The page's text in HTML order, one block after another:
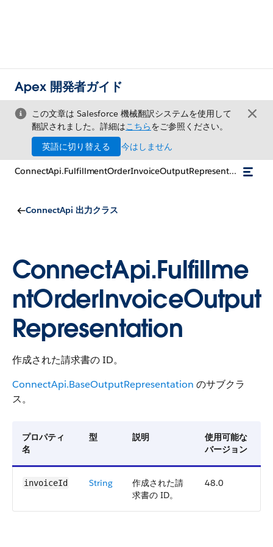
Apex 開発者ガイド
この文章は Salesforce 機械翻訳システムを使用して
翻訳されました。詳細はこちらをご参照ください。
英語に切り替える
今はしません
ConnectApi.FulfillmentOrderInvoiceOutputRepresentation
ConnectApi 出力クラス
ConnectApi.Fulfillme
ntOrderInvoiceOutput
Representation
作成された請求書の ID。
ConnectApi.BaseOutputRepresentation のサブクラ
ス。
プロパティ
名
型 説明
使用可能な
バージョン
invoiceId String
作成された請
求書の ID。
48.0